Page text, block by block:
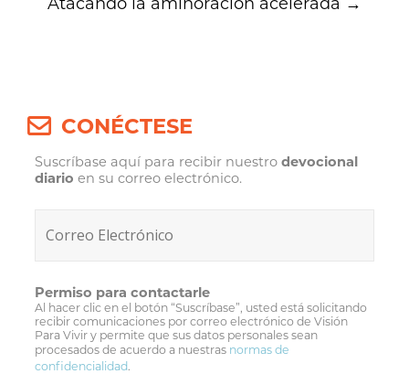
CONÉCTESE
Suscríbase aquí para recibir nuestrodevocional
diario en su correo electrónico.
Permiso para contactarle
Al hacer clic en el botón “Suscríbase”, usted está solicitando
recibir comunicaciones por correo electrónico de Visión
Para Vivir y permite que sus datos personales sean
procesados de acuerdo a nuestras normas de
confidencialidad.